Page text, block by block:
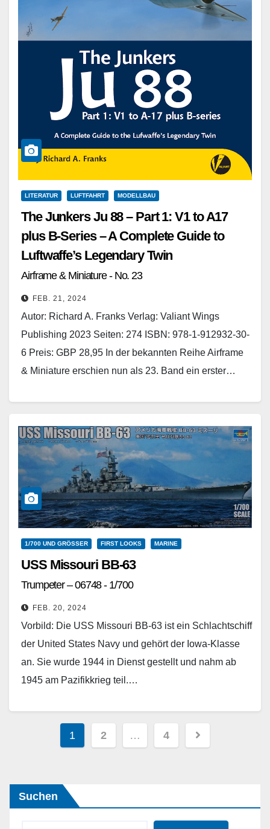
LITERATUR LUFTFAHRT MODELLBAU
The Junkers Ju 88 – Part 1: V1 to A17
plus B-Series – A Complete Guide to
Luftwaffe’s Legendary Twin
Airframe & Miniature - No. 23
FEB. 21, 2024
Autor: Richard A. Franks Verlag: Valiant Wings
Publishing 2023 Seiten: 274 ISBN: 978-1-912932-30-
6 Preis: GBP 28,95 In der bekannten Reihe Airframe
& Miniature erschien nun als 23. Band ein erster…
1/700 UND GRÖSSER FIRST LOOKS MARINE
USS Missouri BB-63
Trumpeter – 06748 - 1/700
FEB. 20, 2024
Vorbild: Die USS Missouri BB-63 ist ein Schlachtschiff
der United States Navy und gehört der Iowa-Klasse
an. Sie wurde 1944 in Dienst gestellt und nahm ab
1945 am Pazifikkrieg teil.…
Seitennummerierung
der
1 2 … 4
Suchen